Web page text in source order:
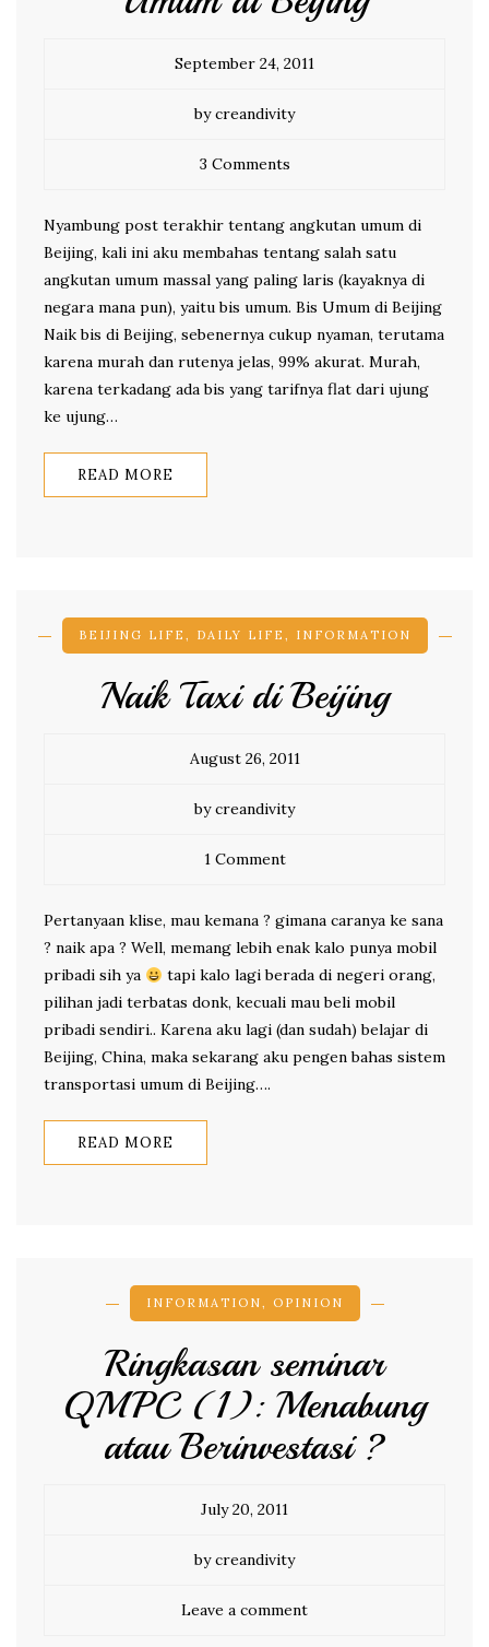
September 24, 2011
by creandivity
3 Comments
Nyambung post terakhir tentang angkutan umum di
Beijing, kali ini aku membahas tentang salah satu
angkutan umum massal yang paling laris (kayaknya di
negara mana pun), yaitu bis umum. Bis Umum di Beijing
Naik bis di Beijing, sebenernya cukup nyaman, terutama
karena murah dan rutenya jelas, 99% akurat. Murah,
karena terkadang ada bis yang tarifnya flat dari ujung
ke ujung…
READ MORE
BEIJING LIFE , DAILY LIFE , INFORMATION
Naik Taxi di Beijing
August 26, 2011
by creandivity
1 Comment
Pertanyaan klise, mau kemana ? gimana caranya ke sana
? naik apa ? Well, memang lebih enak kalo punya mobil
pribadi sih ya
tapi kalo lagi berada di negeri orang,
pilihan jadi terbatas donk, kecuali mau beli mobil
pribadi sendiri.. Karena aku lagi (dan sudah) belajar di
Beijing, China, maka sekarang aku pengen bahas sistem
transportasi umum di Beijing….
READ MORE
INFORMATION, OPINION
Ringkasan seminar
QMPC (1): Menabung
atau Berinvestasi ?
July 20, 2011
by creandivity
Leave a comment